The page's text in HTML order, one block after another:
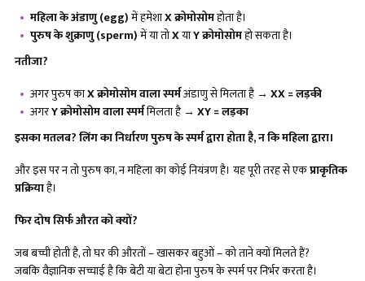
महिला के अंडाणु (egg)में हमेशाX क्रोमोसोमहोता है।
पुरुष के शुक्राणु (sperm)में या तोXयाY क्रोमोसोमहो सकता है।
नतीजा?
अगर पुरुष काX क्रोमोसोम वाला स्पर्मअंडाणु से मिलता है → XX = लड़की
अगरY क्रोमोसोम वाला स्पर्ममिलता है → XY = लड़का
इसका मतलब? लिंग का निर्धारण पुरुष के स्पर्म द्वारा होता है, न कि महिला द्वारा।
और इस पर न तो पुरुष का, न महिला का कोई नियंत्रण है। यह पूरी तरह से एकप्राकृतिक
प्रक्रियाहै।
फिर दोष सिर्फ औरत को क्यों?
जब बच्ची होती है, तो घर की औरतों – खासकर बहुओं – को ताने क्यों मिलते हैं?
जबकि वैज्ञानिक सच्चाई है कि बेटी या बेटा होना पुरुष के स्पर्म पर निर्भर करता है।